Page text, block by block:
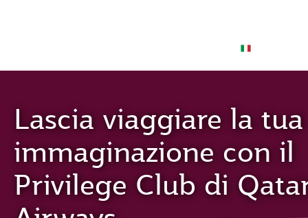
Lascia viaggiare la tua
immaginazione con il
Privilege Club di